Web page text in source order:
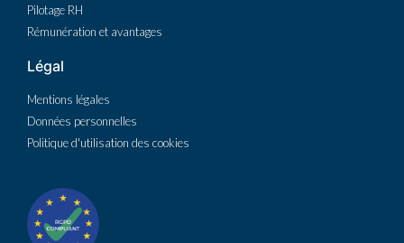
Pilotage RH
Rémunération et avantages
Légal
Mentions légales
Données personnelles
Politique d'utilisation des cookies